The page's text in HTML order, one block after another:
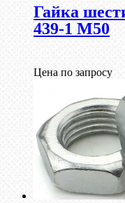
Гайка
439-1 М50
Цена по запросу